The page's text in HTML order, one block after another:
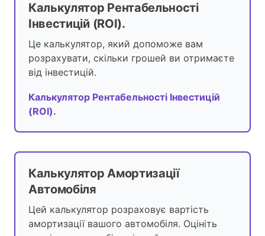
Калькулятор Рентабельності
Інвестицій (ROI).
Це калькулятор, який допоможе вам
розрахувати, скільки грошей ви отримаєте
від інвестицій.
Калькулятор Рентабельності Інвестицій
(ROI).
Калькулятор Амортизації
Автомобіля
Цей калькулятор розраховує вартість
амортизації вашого автомобіля. Оцініть